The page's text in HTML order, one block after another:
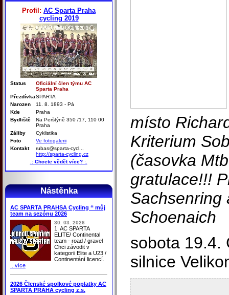
Profil: AC Sparta Praha
cycling 2019
Status
Oficiální člen týmu AC
Sparta Praha
PřezdívkaSPARTA
Narozen
11. 8. 1893 - Pá
Kde
Praha
Bydliště
Na Perštýně 350 /17, 110 00
Praha
Záliby
Cyklistika
Foto
Ve fotogalerii
Kontakt
rubas@sparta-cycl...
http://sparta-cycling.cz
.: Chcete vědět více? :.
Nástěnka
AC SPARTA PRAHSA Cycling ‘‘ můj
team na sezónu 2026
30. 03. 2026
1. AC SPARTA
ELITE/ Continental
team - road / gravel
Chci závodit v
kategorii Elite a U23 /
Continentání licencí.
...více
2026 Členské spolkové poplatky AC
SPARTA PRAHA cycling z.s.
místo
Kriterium
(časovka
gratulace!!!
Sachsenring
Schoenaich
sobota 19.4.
silnice